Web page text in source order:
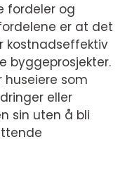
fordeler og
er at det
kostnadseffektiv
byggeprosjekter.
som
eller
sin uten å bli